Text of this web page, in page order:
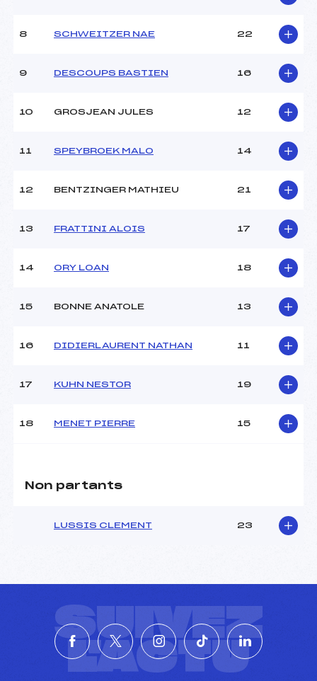
8 SCHWEITZER NAE 22
9 DESCOUPS BASTIEN 16
10 GROSJEAN JULES 12
11 SPEYBROEK MALO 14
12 BENTZINGER MATHIEU 21
13 FRATTINI ALOIS 17
14 ORY LOAN 18
15 BONNE ANATOLE 13
16 DIDIERLAURENT NATHAN 11
17 KUHN NESTOR 19
18 MENET PIERRE 15
Non partants
LUSSIS CLEMENT 23
SUIVEZ
L'ACTU